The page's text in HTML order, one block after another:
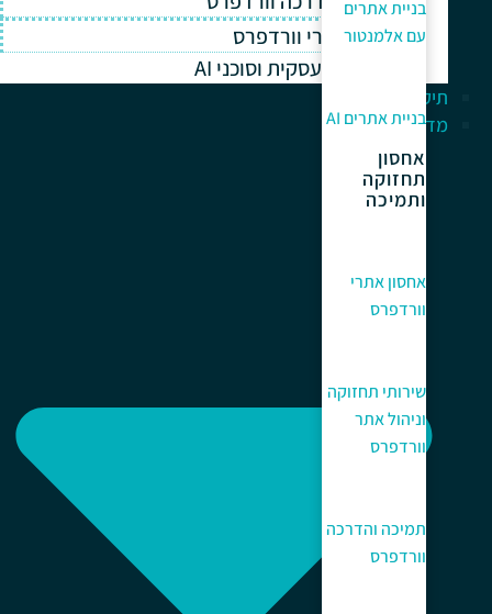
בניית אתרים
עם אלמנטור
בניית אתרים AI
אחסון
תחזוקה
ותמיכה
אחסון אתרי
וורדפרס
שירותי תחזוקה
וניהול אתר
וורדפרס
תמיכה והדרכה
וורדפרס
קידום אתרי וורדפרס
אוטומציה עסקית וסוכני AI
תיק עבודות
מדריך למתחלים